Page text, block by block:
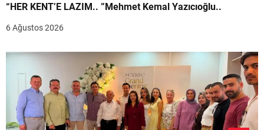
“HER KENT’E LAZIM.. ”Mehmet Kemal Yazıcıoğlu..
6 Ağustos 2026